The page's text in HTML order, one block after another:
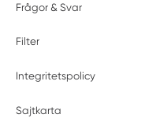
Frågor & Svar
Filter
Integritetspolicy
Sajtkarta